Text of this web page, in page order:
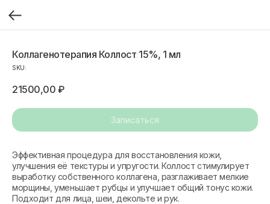
Коллагенотерапия Коллост 15%, 1 мл
SKU:
21500,00 ₽
Записаться
Эффективная процедура для восстановления кожи,
улучшения её текстуры и упругости. Коллост стимулирует
выработку собственного коллагена, разглаживает мелкие
морщины, уменьшает рубцы и улучшает общий тонус кожи.
Подходит для лица, шеи, декольте и рук.